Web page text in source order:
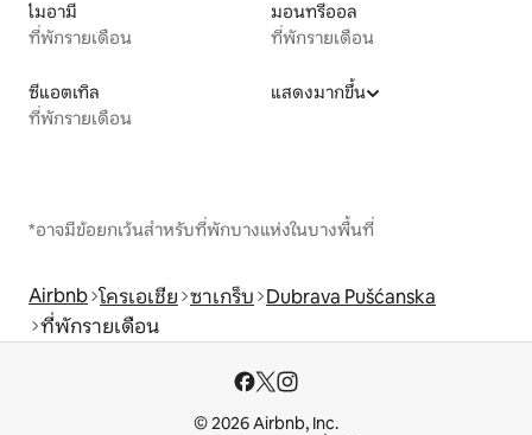
ไมอามี
ที่พักรายเดือน
มอนทรีออล
ที่พักรายเดือน
ซีแอตเทิล
ที่พักรายเดือน
แสดงมากขึ้น
*อาจมีข้อยกเว้นสำหรับที่พักบางแห่งในบางพื้นที่
Airbnb โครเอเชีย ซาเกร็บ Dubrava Pušćanska
ที่พักรายเดือน
© 2026 Airbnb, Inc.